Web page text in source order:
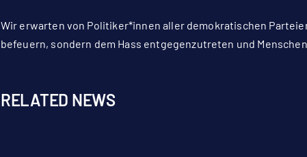
Wir erwarten von Politiker*innen aller demokratischen
befeuern, sondern dem Hass entgegenzutreten und Menschen
RELATED NEWS